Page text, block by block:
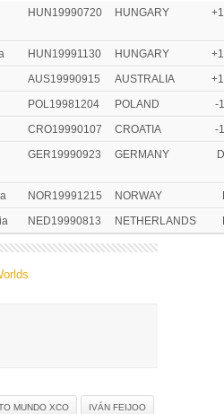
HUN19990720 HUNGARY
HUN19991130 HUNGARY
AUS19990915 AUSTRALIA
POL19981204 POLAND
-
CRO19990107 CROATIA
-
GER19990923 GERMANY
NOR19991215 NORWAY
NED19990813 NETHERLANDS
MUNDO XCO IVÁN FEIJOO